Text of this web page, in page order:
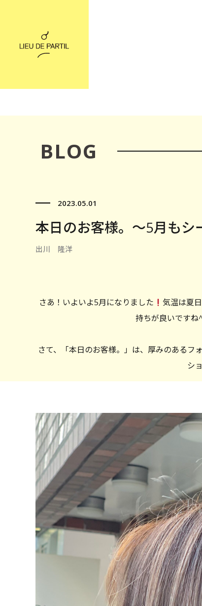
BLOG
2023.05.01
本日のお客様。〜5月もシ
出川 隆洋
さあ！いよいよ5月になりました
気温は夏
持ちが良いです
さて、「本日のお客様。」は、厚みのあるフ
シ